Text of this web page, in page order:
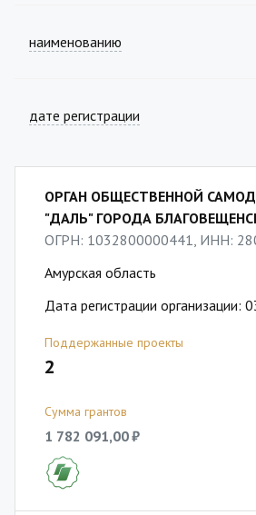
наименованию
дате регистрации
ОРГАН ОБЩЕСТВЕННОЙ
"ДАЛЬ" ГОРОДА
ОГРН: 1032800000441, ИНН:
Амурская область
Дата регистрации организации:
Поддержанные проекты
2
Сумма грантов
1 782 091,00 ₽